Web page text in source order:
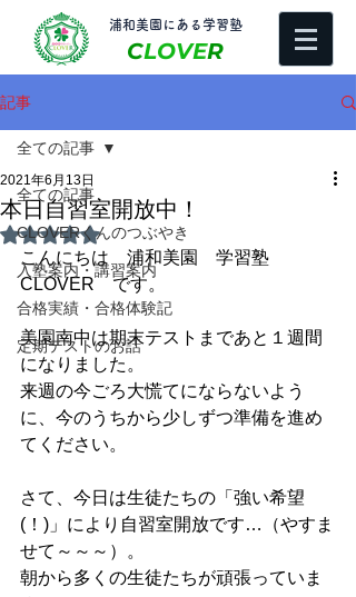
​浦和美園にある学習塾
CLOVER
記事
全ての記事
CLOVERくんのつぶやき
入塾案内・講習案内
合格実績・合格体験記
定期テストのお話
全ての記事
本日自習室開放中！
2021年6月13日
5つ星のうちNaNと評価されています。
こんにちは　浦和美園　学習塾
CLOVER　です。
美園南中は期末テストまであと１週間
になりました。
来週の今ごろ大慌てにならないよう
に、今のうちから少しずつ準備を進め
てください。
さて、今日は生徒たちの「強い希望
(！)」により自習室開放です…（やすま
せて～～～）。
朝から多くの生徒たちが頑張っていま